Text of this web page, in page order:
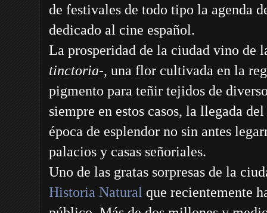
de festivales de todo tipo la agenda
dedicado al cine español.
La prosperidad de la ciudad vino de
tinctoria-, una flor cultivada en la
pigmento para teñir tejidos de
siempre en estos casos, la llegada
época de esplendor no sin antes
palacios y casas señoriales.
Uno de las gratas sorpresas de la
Historia Natural que recientemente